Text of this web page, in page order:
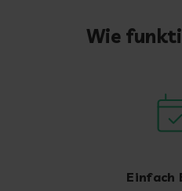
Wie
Einfach